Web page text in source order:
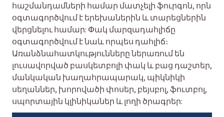
հաշմանդամների համար մատչելի ֆուրգոն, որն
օգտագործվում է երեխաներին և տարեցներին
վերցնելու համար: Փակ մարզադահլիճը
օգտագործվում է նաև որպես դահլիճ։
Առանձնահատկությունները ներառում են
լուսավորված բասկետբոլի փակ և բաց դաշտեր,
մանկական խաղահրապարակ, պիկնիկի
սեղաններ, խորովածի փոսեր, բեյսբոլ, ֆուտբոլ,
սպորտային կլինիկաներ և լողի ծրագրեր: